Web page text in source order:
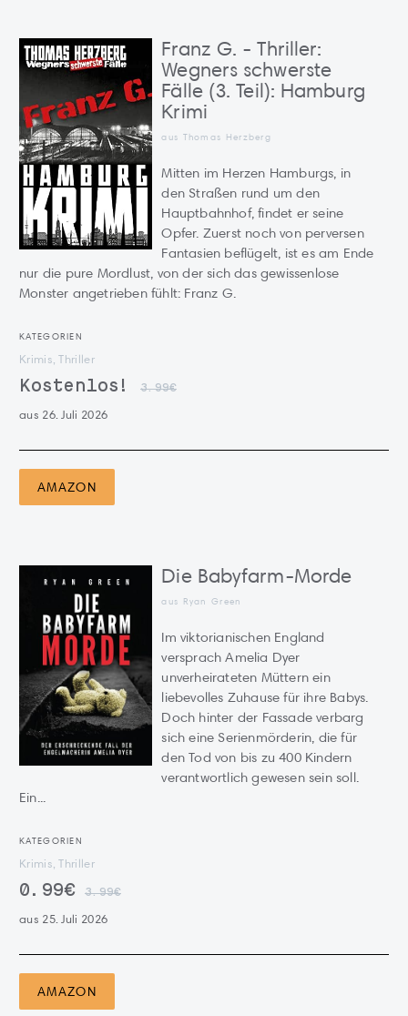
Franz G. - Thriller:
Wegners schwerste
Fälle (3. Teil): Hamburg
Krimi
aus Thomas Herzberg
Mitten im Herzen Hamburgs, in
den Straßen rund um den
Hauptbahnhof, findet er seine
Opfer. Zuerst noch von perversen
Fantasien beflügelt, ist es am Ende
nur die pure Mordlust, von der sich das gewissenlose
Monster angetrieben fühlt: Franz G.
KATEGORIEN
Krimis, Thriller
Kostenlos! 3.99€
aus 26. Juli 2026
AMAZON
Die Babyfarm-Morde
aus Ryan Green
Im viktorianischen England
versprach Amelia Dyer
unverheirateten Müttern ein
liebevolles Zuhause für ihre Babys.
Doch hinter der Fassade verbarg
sich eine Serienmörderin, die für
den Tod von bis zu 400 Kindern
verantwortlich gewesen sein soll.
Ein...
KATEGORIEN
Krimis, Thriller
0.99€ 3.99€
aus 25. Juli 2026
AMAZON